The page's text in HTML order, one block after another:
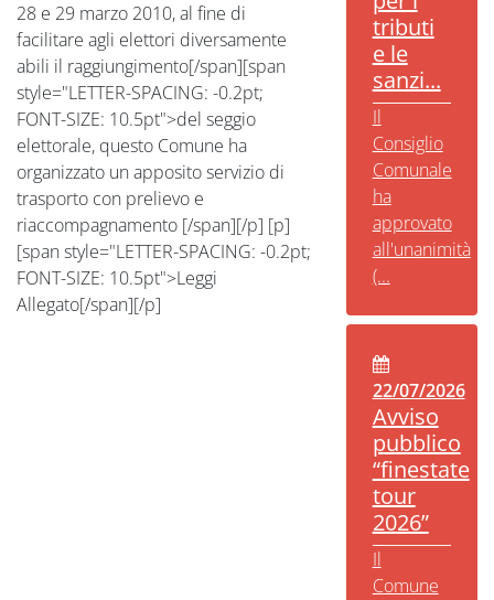
28 e 29 marzo 2010, al fine di
facilitare agli elettori diversamente
abili il raggiungimento[/span][span
style="LETTER-SPACING: -0.2pt;
FONT-SIZE: 10.5pt">del seggio
elettorale, questo Comune ha
organizzato un apposito servizio di
trasporto con prelievo e
riaccompagnamento [/span][/p] [p]
[span style="LETTER-SPACING: -0.2pt;
FONT-SIZE: 10.5pt">Leggi
Allegato[/span][/p]
tributi
e le
sanzi...
Il
Consiglio
Comunale
ha
approvato
all'unanimità
(...
22/07/2026
Avviso
pubblico
“finestate
tour
2026”
Il
Comune